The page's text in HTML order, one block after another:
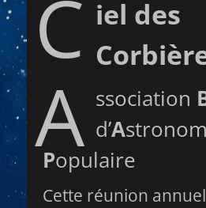
C iel des
A ssociation
d’A
Populaire
Cette réunion